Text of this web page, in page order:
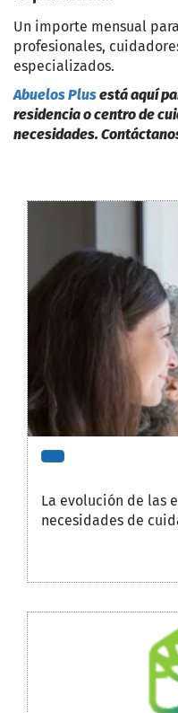
Un importe mensual
profesionales,
especializados.
Abuelos Plusestá aquí
residencia o centro de
necesidades.
La evolución de las
necesidades de